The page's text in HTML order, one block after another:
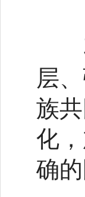
习
层
族
化
确